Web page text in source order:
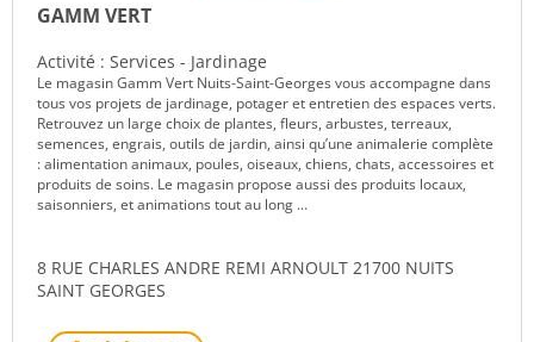
GAMM VERT
Activité : Services - Jardinage
Le magasin Gamm Vert Nuits-Saint-Georges vous accompagne dans
tous vos projets de jardinage, potager et entretien des espaces verts.
Retrouvez un large choix de plantes, fleurs, arbustes, terreaux,
semences, engrais, outils de jardin, ainsi qu’une animalerie complète
: alimentation animaux, poules, oiseaux, chiens, chats, accessoires et
produits de soins. Le magasin propose aussi des produits locaux,
saisonniers, et animations tout au long ...
8 RUE CHARLES ANDRE REMI ARNOULT 21700 NUITS
SAINT GEORGES